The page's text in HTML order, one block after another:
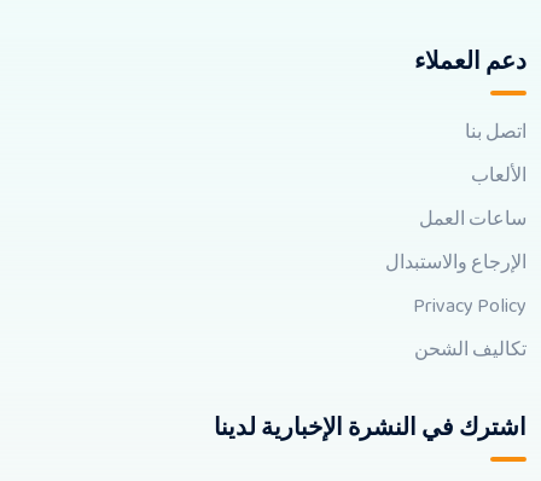
دعم العملاء
اتصل بنا
الألعاب
ساعات العمل
الإرجاع والاستبدال
Privacy Policy
تكاليف الشحن
اشترك في النشرة الإخبارية لدينا